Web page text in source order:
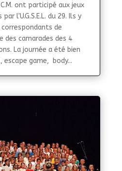
ont participé aux jeux
l'U.G.S.E.L. du 29. Ils y
de
des camarades des 4
La journée a été bien
escape game, body...